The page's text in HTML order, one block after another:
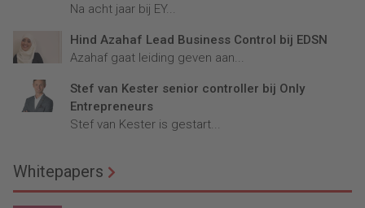
Na acht jaar bij EY...
Hind Azahaf Lead Business Control bij EDSN
Azahaf gaat leiding geven aan...
Stef van Kester senior controller bij Only
Entrepreneurs
Stef van Kester is gestart...
Whitepapers